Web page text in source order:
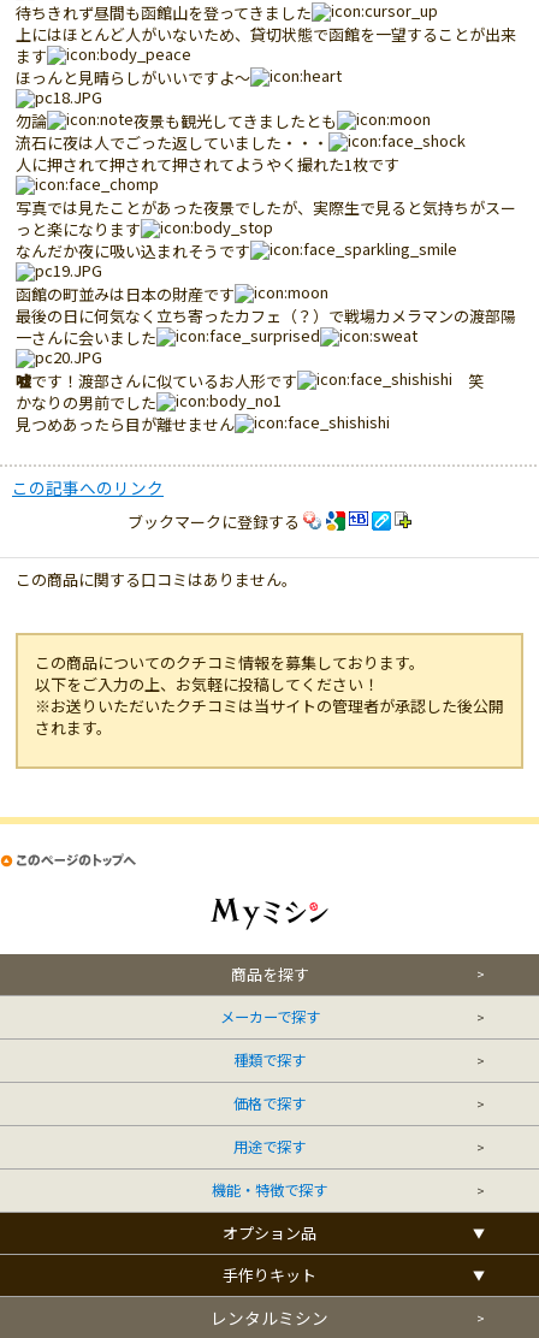
待ちきれず昼間も函館山を登ってきました
上にはほとんど人がいないため、貸切状態で函館を一望することが出来
ます
ほっんと見晴らしがいいですよ～
勿論
夜景も観光してきましたとも
流石に夜は人でごった返していました・・・
人に押されて押されて押されてようやく撮れた1枚です
写真では見たことがあった夜景でしたが、実際生で見ると気持ちがスー
っと楽になります
なんだか夜に吸い込まれそうです
函館の町並みは日本の財産です
最後の日に何気なく立ち寄ったカフェ（？）で戦場カメラマンの渡部陽
一さんに会いました
嘘です！渡部さんに似ているお人形です
笑
かなりの男前でした
見つめあったら目が離せません
この記事へのリンク
ブックマークに登録する
この商品に関する口コミはありません。
この商品についてのクチコミ情報を募集しております。
以下をご入力の上、お気軽に投稿してください！
※お送りいただいたクチコミは当サイトの管理者が承認した後公開
されます。
商品を探す
メーカーで探す
種類で探す
価格で探す
用途で探す
機能・特徴で探す
オプション品
手作りキット
レンタルミシン